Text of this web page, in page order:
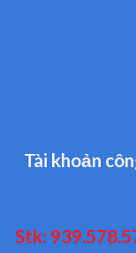
Tài khoản
Stk: